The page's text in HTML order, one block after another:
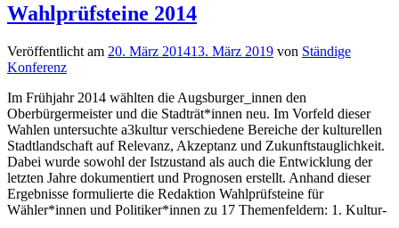
Wahlprüfsteine 2014
Veröffentlicht am 20. März 201413. März 2019 von Ständige
Konferenz
Im Frühjahr 2014 wählten die Augsburger_innen den
Oberbürgermeister und die Stadträt*innen neu. Im Vorfeld dieser
Wahlen untersuchte a3kultur verschiedene Bereiche der kulturellen
Stadtlandschaft auf Relevanz, Akzeptanz und Zukunftstauglichkeit.
Dabei wurde sowohl der Istzustand als auch die Entwicklung der
letzten Jahre dokumentiert und Prognosen erstellt. Anhand dieser
Ergebnisse formulierte die Redaktion Wahlprüfsteine für
Wähler*innen und Politiker*innen zu 17 Themenfeldern: 1. Kultur-